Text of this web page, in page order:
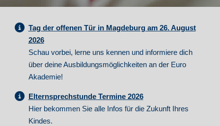
Tag der offenen Tür in Magdeburg am 26. August
2026
Schau vorbei, lerne uns kennen und informiere dich
über deine Ausbildungsmöglichkeiten an der Euro
Akademie!
Elternsprechstunde Termine 2026
Hier bekommen Sie alle Infos für die Zukunft Ihres
Kindes.